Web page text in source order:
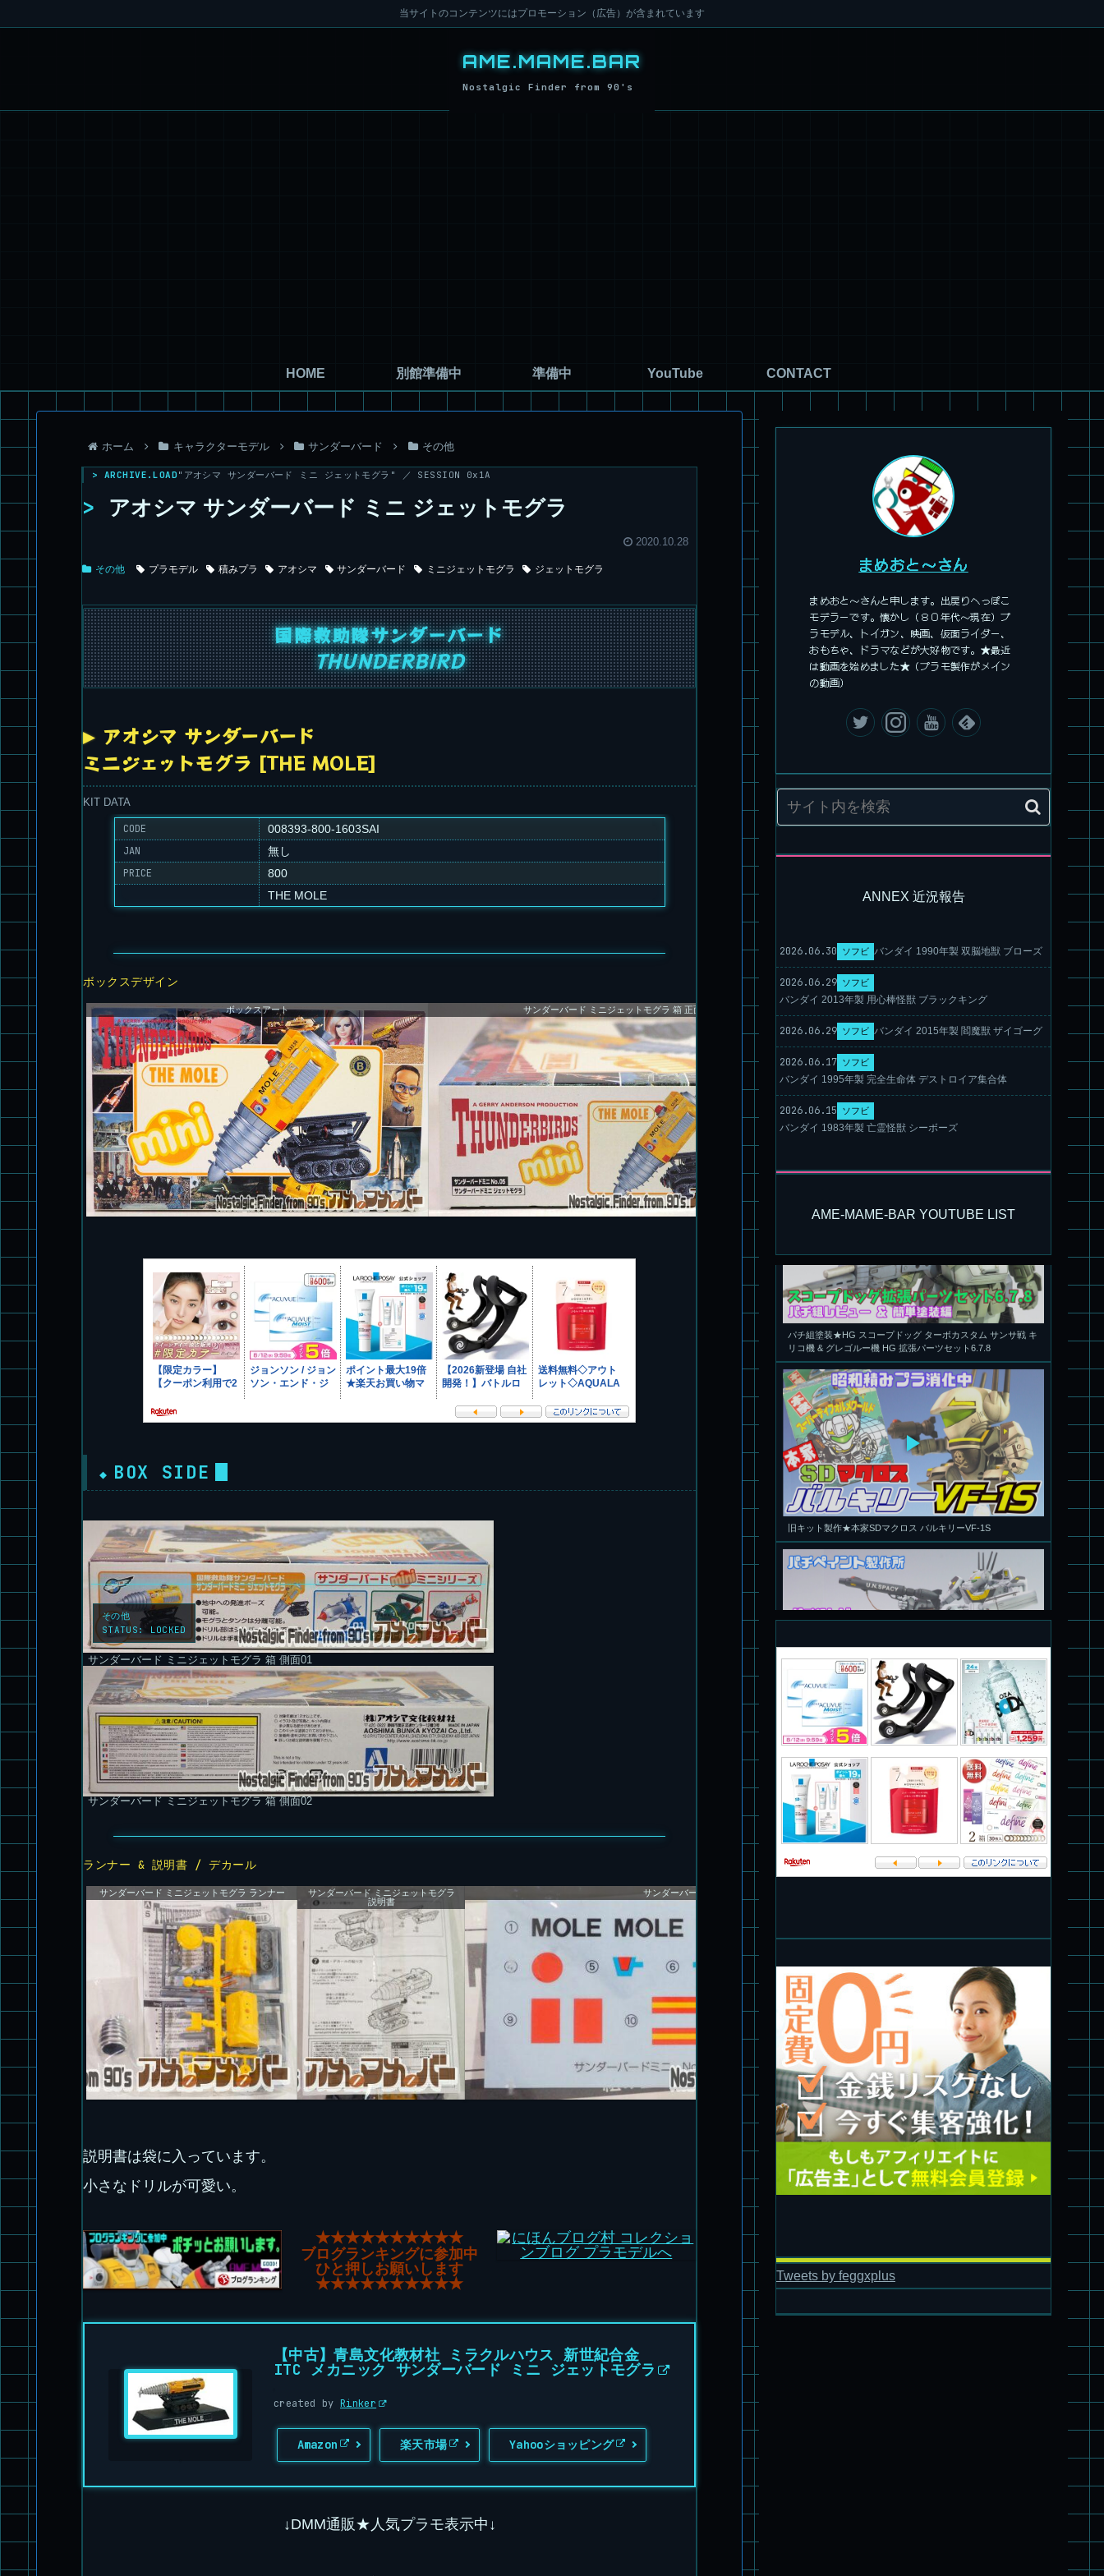
当サイトのコンテンツにはプロモーション（広告）が含まれています
HOME 別館準備中 準備中 YouTube CONTACT
ホーム キャラクターモデル サンダーバード その他
> ARCHIVE.LOAD "アオシマ サンダーバード ミニ ジェットモグラ" ／ SESSION 0x1A
> アオシマ サンダーバード ミニ ジェットモグラ
2020.10.28
その他 プラモデル 積みプラ アオシマ サンダーバード ミニジェットモグラ ジェットモグラ
国際救助隊サンダーバード
THUNDERBIRD
アオシマ サンダーバード
ミニジェットモグラ [THE MOLE]
KIT DATA
CODE
008393-800-1603SAI
JAN
無し
PRICE
800
THE MOLE
ボックスデザイン
ボックスアート サンダーバード ミニジェットモグラ 箱 正面
BOX SIDE
その他
STATUS: LOCKED
サンダーバード ミニジェットモグラ 箱 側面01
サンダーバード ミニジェットモグラ 箱 側面02
ランナー & 説明書 / デカール
サンダーバード ミニジェットモグラ ランナー
サンダーバード ミニジェットモグラ
説明書
サンダーバード ミニジェットモグラ デカール
説明書は袋に入っています。
小さなドリルが可愛い。
★★★★★★★★★★
ブログランキングに参加中
ひと押しお願いします
★★★★★★★★★★
【中古】青島文化教材社 ミラクルハウス 新世紀合金
ITC メカニック サンダーバード ミニ ジェットモグラ
created by Rinker
Amazon 楽天市場 Yahooショッピング
↓DMM通販★人気プラモ表示中↓
まめおと～さん
まめおと～さんと申します。出戻りへっぽこ
モデラーです。懐かし（８０年代～現在）プ
ラモデル、トイガン、映画、仮面ライダー、
おもちゃ、ドラマなどが大好物です。★最近
は動画を始めました★（プラモ製作がメイン
の動画）
ANNEX 近況報告
2026.06.30 ソフビ バンダイ 1990年製 双脳地獣 ブローズ
2026.06.29 ソフビ
バンダイ 2013年製 用心棒怪獣 ブラックキング
2026.06.29 ソフビ バンダイ 2015年製 閻魔獣 ザイゴーグ
2026.06.17 ソフビ
バンダイ 1995年製 完全生命体 デストロイア集合体
2026.06.15 ソフビ
バンダイ 1983年製 亡霊怪獣 シーボーズ
AME-MAME-BAR YOUTUBE LIST
旧キット製作★アオシマ ロボダッチ モビルZ
パチ組塗装★モデロイド 1/60 イングラム リアクティブアーマ
旧キット製作★アリイ 1/72 アーマードバルキリー
リコ機 & グレゴルー機 HG 拡張パーツセット6.7.8
旧キット製作★本家SDマクロス バルキリーVF-1S
イ・フォッカー スペシャル
パチ組★WAVE 1/35 マーシィドッグ & ストライクドッグ
旧キット製作★アオシマ ロボダッチ モビルタマゴロー
パチ組塗装★バンダイ HG スコープドッグ拡張セット3～5
Tweets by feggxplus